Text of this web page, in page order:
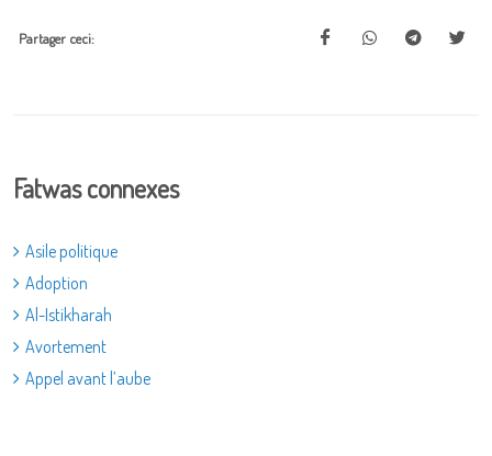
Partager ceci:
Fatwas connexes
Asile politique
Adoption
Al-Istikharah
Avortement
Appel avant l’aube